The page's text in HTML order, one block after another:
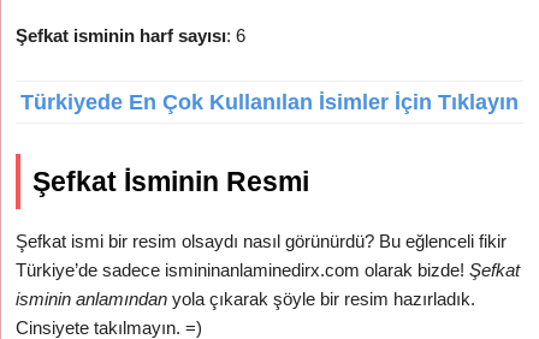
Şefkat isminin harf sayısı: 6
Türkiyede En Çok Kullanılan İsimler İçin Tıklayın
Şefkat İsminin Resmi
Şefkat ismi bir resim olsaydı nasıl görünürdü? Bu eğlenceli fikir
Türkiye’de sadece ismininanlaminedirx.com olarak bizde!Şefkat
isminin anlamından yola çıkarak şöyle bir resim hazırladık.
Cinsiyete takılmayın. =)